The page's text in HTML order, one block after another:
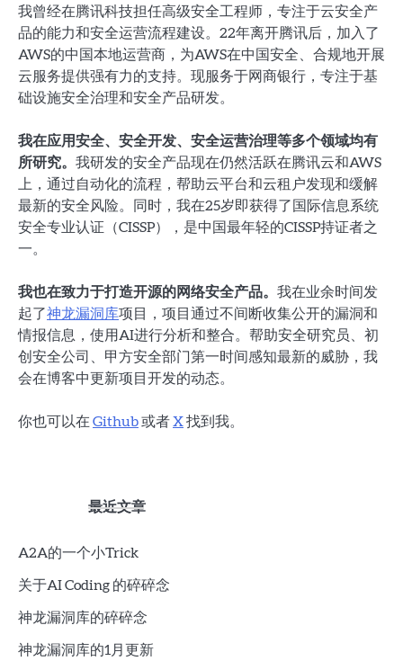
我曾经在腾讯科技担任高级安全工程师，专注于云安全产
品的能力和安全运营流程建设。22年离开腾讯后，加入了
AWS的中国本地运营商，为AWS在中国安全、合规地开展
云服务提供强有力的支持。现服务于网商银行，专注于基
础设施安全治理和安全产品研发。
我在应用安全、安全开发、安全运营治理等多个领域均有
所研究。 我研发的安全产品现在仍然活跃在腾讯云和AWS
上，通过自动化的流程，帮助云平台和云租户发现和缓解
最新的安全风险。同时，我在25岁即获得了国际信息系统
安全专业认证（CISSP），是中国最年轻的CISSP持证者之
一。
我也在致力于打造开源的网络安全产品。 我在业余时间发
起了神龙漏洞库项目，项目通过不间断收集公开的漏洞和
情报信息，使用AI进行分析和整合。帮助安全研究员、初
创安全公司、甲方安全部门第一时间感知最新的威胁，我
会在博客中更新项目开发的动态。
你也可以在 Github或者X找到我。
最近文章
A2A的一个小Trick
关于AI Coding 的碎碎念
神龙漏洞库的碎碎念
神龙漏洞库的1月更新